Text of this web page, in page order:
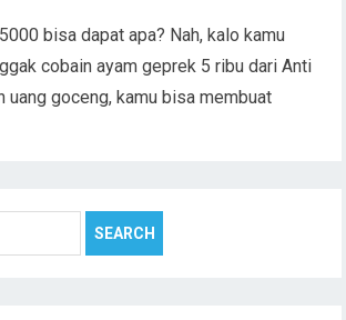
bisa dapat apa? Nah, kalo kamu
cobain ayam geprek 5 ribu dari Anti
uang goceng, kamu bisa membuat